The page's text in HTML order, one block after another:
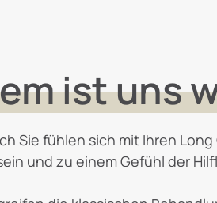
ist uns
Sie fühlen sich mit Ihren
und zu einem Gefühl der